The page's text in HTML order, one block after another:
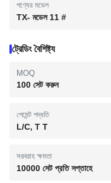
পণ্যের মডেল
TX- মডেল 11 #
ট্রেডিং বৈশিষ্ট্য
MOQ
100 সেট করুন
পেমেন্ট পদ্ধতি
L/C, T T
সরবরাহ ক্ষমতা
10000 সেট প্রতি সপ্তাহে